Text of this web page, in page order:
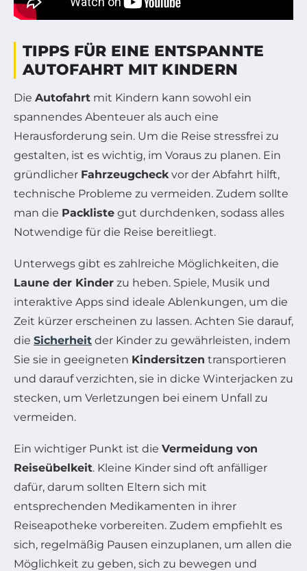
TIPPS FÜR EINE ENTSPANNTE
AUTOFAHRT MIT KINDERN
Die Autofahrt mit Kindern kann sowohl ein
spannendes Abenteuer als auch eine
Herausforderung sein. Um die Reise stressfrei zu
gestalten, ist es wichtig, im Voraus zu planen. Ein
gründlicher Fahrzeugcheck vor der Abfahrt hilft,
technische Probleme zu vermeiden. Zudem sollte
man die Packliste gut durchdenken, sodass alles
Notwendige für die Reise bereitliegt.
Unterwegs gibt es zahlreiche Möglichkeiten, die
Laune der Kinder zu heben. Spiele, Musik und
interaktive Apps sind ideale Ablenkungen, um die
Zeit kürzer erscheinen zu lassen. Achten Sie darauf,
die Sicherheit der Kinder zu gewährleisten, indem
Sie sie in geeigneten Kindersitzen transportieren
und darauf verzichten, sie in dicke Winterjacken zu
stecken, um Verletzungen bei einem Unfall zu
vermeiden.
Ein wichtiger Punkt ist die Vermeidung von
Reiseübelkeit. Kleine Kinder sind oft anfälliger
dafür, darum sollten Eltern sich mit
entsprechenden Medikamenten in ihrer
Reiseapotheke vorbereiten. Zudem empfiehlt es
sich, regelmäßig Pausen einzuplanen, um allen die
Möglichkeit zu geben, sich zu bewegen und